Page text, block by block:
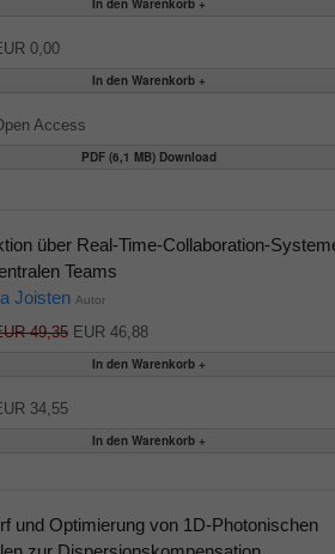
0,00
Access
PDF (6,1 MB) Download
über Real-Time-Collaboration-
Teams
Joisten Autor
49,35EUR 46,88
34,55
und Optimierung von 1D-Photonischen